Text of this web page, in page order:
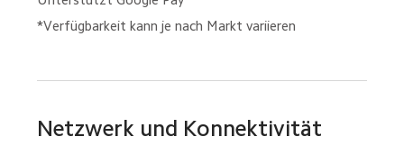
*Verfügbarkeit kann je nach Markt variieren
Netzwerk und Konnektivität